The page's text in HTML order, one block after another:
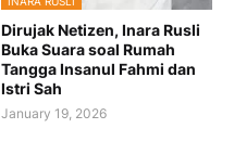
Dirujak Netizen, Inara Rusli
Buka Suara soal Rumah
Tangga Insanul Fahmi dan
Istri Sah
January 19, 2026